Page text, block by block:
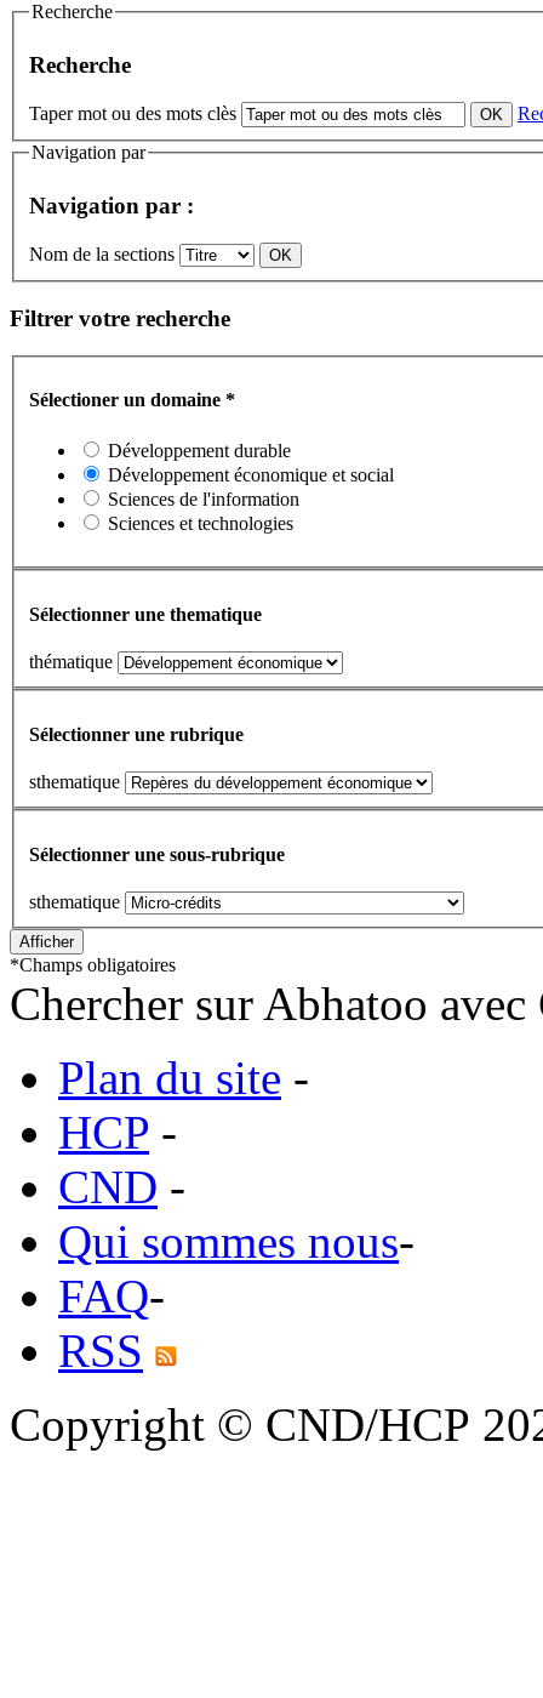
Recherche
Recherche
Taper mot ou des mots clès
Navigation par
Navigation par :
Nom de la sections
Filtrer votre recherche
Sélectioner un domaine *
Développement durable
Développement économique et social
Sciences de l'information
Sciences et technologies
Sélectionner une thematique
thématique
Sélectionner une rubrique
sthematique
Sélectionner une sous-rubrique
sthematique
*Champs obligatoires
Chercher sur Abhatoo
Plan du site -
HCP -
CND -
Qui sommes nous-
FAQ-
RSS
Copyright © CND/HCP